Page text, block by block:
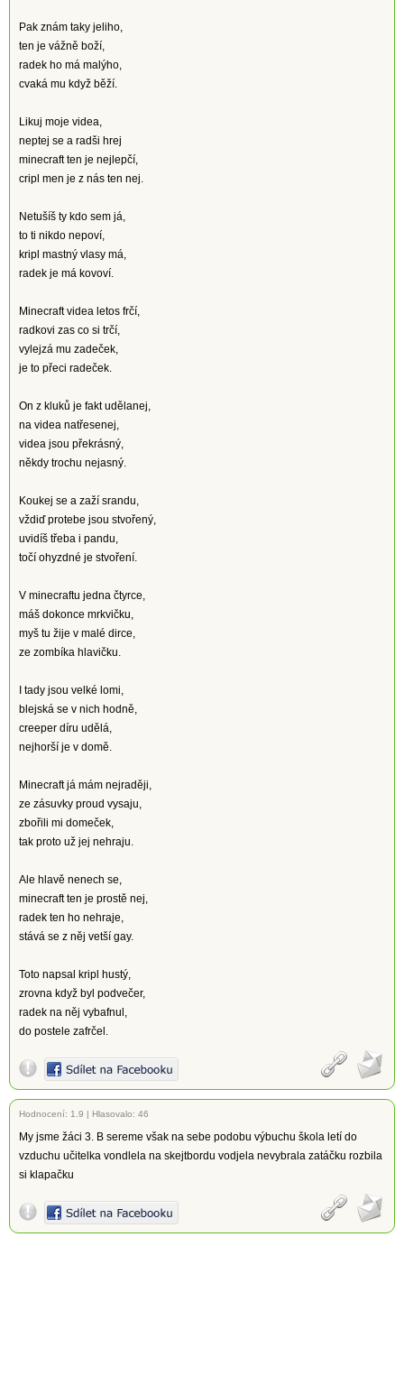
Pak znám taky jeliho,
ten je vážně boží,
radek ho má malýho,
cvaká mu když běží.
Likuj moje videa,
neptej se a radši hrej
minecraft ten je nejlepčí,
cripl men je z nás ten nej.
Netušíš ty kdo sem já,
to ti nikdo nepoví,
kripl mastný vlasy má,
radek je má kovoví.
Minecraft videa letos frčí,
radkovi zas co si trčí,
vylejzá mu zadeček,
je to přeci radeček.
On z kluků je fakt udělanej,
na videa natřesenej,
videa jsou překrásný,
někdy trochu nejasný.
Koukej se a zaží srandu,
vždiď protebe jsou stvořený,
uvidíš třeba i pandu,
točí ohyzdné je stvoření.
V minecraftu jedna čtyrce,
máš dokonce mrkvičku,
myš tu žije v malé dirce,
ze zombíka hlavičku.
I tady jsou velké lomi,
blejská se v nich hodně,
creeper díru udělá,
nejhorší je v domě.
Minecraft já mám nejraději,
ze zásuvky proud vysaju,
zbořili mi domeček,
tak proto už jej nehraju.
Ale hlavě nenech se,
minecraft ten je prostě nej,
radek ten ho nehraje,
stává se z něj vetší gay.
Toto napsal kripl hustý,
zrovna když byl podvečer,
radek na něj vybafnul,
do postele zafrčel.
Hodnocení: 1.9 | Hlasovalo: 46
My jsme žáci 3. B sereme však na sebe podobu výbuchu škola letí do
vzduchu učitelka vondlela na skejtbordu vodjela nevybrala zatáčku rozbila
si klapačku